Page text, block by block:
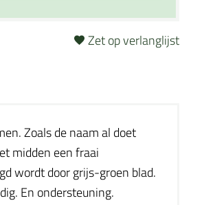
Zet op verlanglijst
Zoals de naam al doet
midden een fraai
wordt door grijs-groen blad.
En ondersteuning.